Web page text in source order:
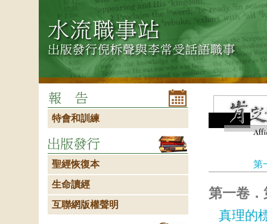
第
第一卷
真理的
特會和訓練
聖經恢復本
生命讀經
互聯網版權聲明